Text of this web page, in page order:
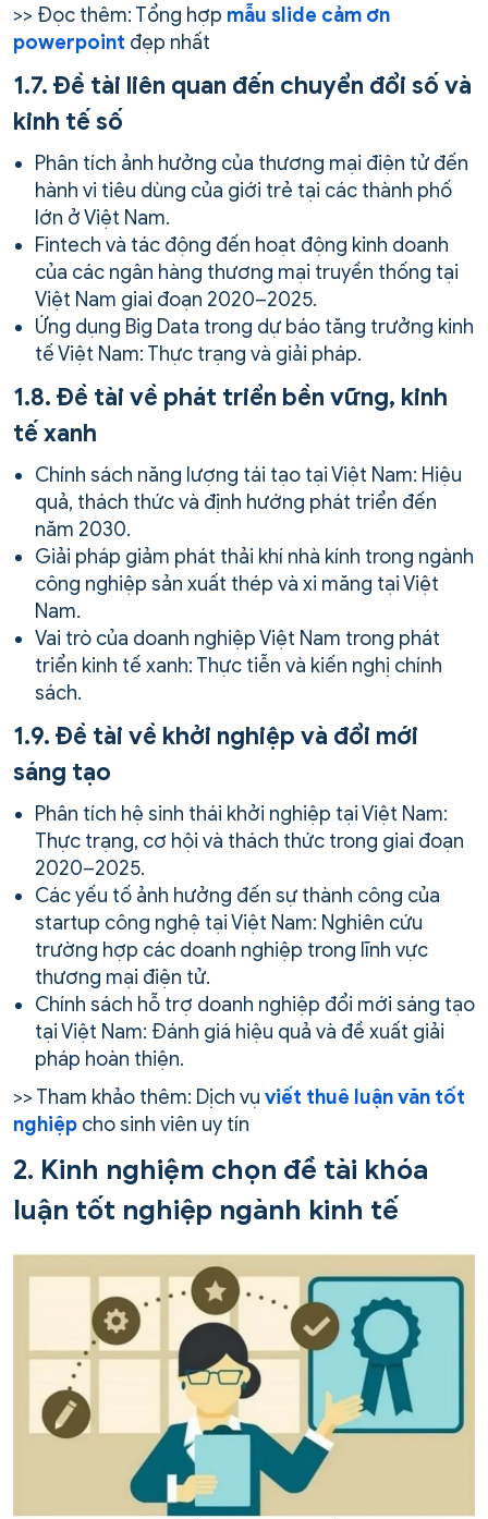
>> Đọc thêm: Tổng hợp mẫu slide cảm ơn
powerpoint đẹp nhất
1.7. Đề tài liên quan đến chuyển đổi số và
kinh tế số
Phân tích ảnh hưởng của thương mại điện tử đến
hành vi tiêu dùng của giới trẻ tại các thành phố
lớn ở Việt Nam.
Fintech và tác động đến hoạt động kinh doanh
của các ngân hàng thương mại truyền thống tại
Việt Nam giai đoạn 2020–2025.
Ứng dụng Big Data trong dự báo tăng trưởng kinh
tế Việt Nam: Thực trạng và giải pháp.
1.8. Đề tài về phát triển bền vững, kinh
tế xanh
Chính sách năng lượng tái tạo tại Việt Nam: Hiệu
quả, thách thức và định hướng phát triển đến
năm 2030.
Giải pháp giảm phát thải khí nhà kính trong ngành
công nghiệp sản xuất thép và xi măng tại Việt
Nam.
Vai trò của doanh nghiệp Việt Nam trong phát
triển kinh tế xanh: Thực tiễn và kiến nghị chính
sách.
1.9. Đề tài về khởi nghiệp và đổi mới
sáng tạo
Phân tích hệ sinh thái khởi nghiệp tại Việt Nam:
Thực trạng, cơ hội và thách thức trong giai đoạn
2020–2025.
Các yếu tố ảnh hưởng đến sự thành công của
startup công nghệ tại Việt Nam: Nghiên cứu
trường hợp các doanh nghiệp trong lĩnh vực
thương mại điện tử.
Chính sách hỗ trợ doanh nghiệp đổi mới sáng tạo
tại Việt Nam: Đánh giá hiệu quả và đề xuất giải
pháp hoàn thiện.
>> Tham khảo thêm: Dịch vụ viết thuê luận văn tốt
nghiệp cho sinh viên uy tín
2. Kinh nghiệm chọn đề tài khóa
luận tốt nghiệp ngành kinh tế